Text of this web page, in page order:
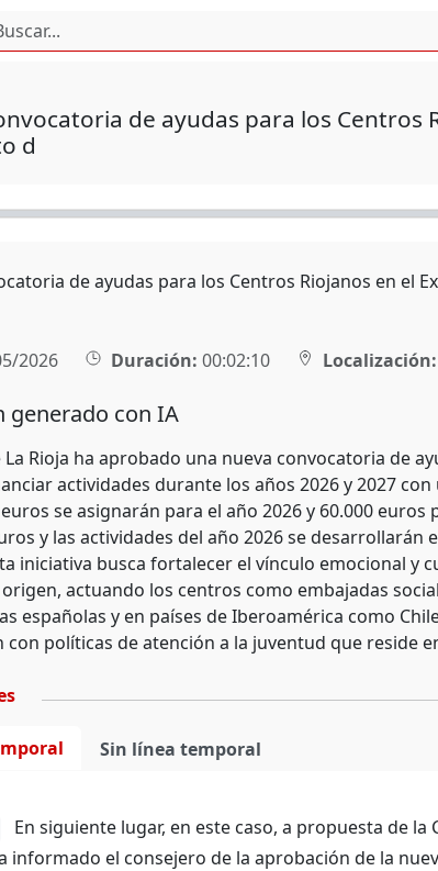
de ayudas para los Centros
d
de ayudas para los Centros Riojanos en el
2026 Duración: 00:02:10 Localización:
generado con IA
La Rioja ha aprobado una nueva convocatoria de
actividades durante los años 2026 y 2027
se asignarán para el año 2026 y 60.000
y las actividades del año 2026 se desarrollarán
iniciativa busca fortalecer el vínculo emocional y
actuando los centros como embajadas
españolas y en países de Iberoamérica como
con políticas de atención a la juventud que reside
Sin línea temporal
En siguiente lugar, en este caso, a propuesta de
informado el consejero de la aprobación de la